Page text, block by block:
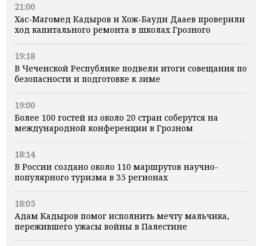
21:00
Хас-Магомед Кадыров и Хож-Бауди Дааев проверили
ход капитального ремонта в школах Грозного
19:18
В Чеченской Республике подвели итоги совещания по
безопасности и подготовке к зиме
19:00
Более 100 гостей из около 20 стран соберутся на
международной конференции в Грозном
18:14
В России создано около 110 маршрутов научно-
популярного туризма в 35 регионах
18:05
Адам Кадыров помог исполнить мечту мальчика,
пережившего ужасы войны в Палестине